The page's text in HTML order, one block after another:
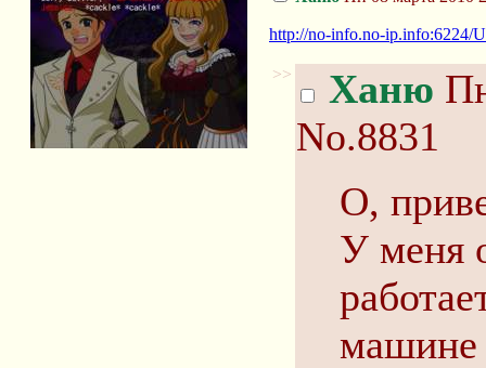
http://no-info.no-ip.info:6224/
>> Ханю
No.8831
О,
У меня
машине